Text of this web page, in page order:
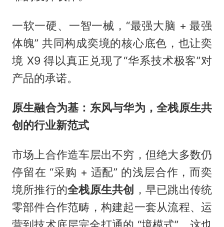
一软一硬、一智一械，“最强大脑 + 最强
体魄” 共同构成奕境的核心底色，也让奕
境 X9 得以真正兑现了“华系技术极客”对
产品的承诺。
原生融合为基：东风与华为，全栈原生共
创的行业新范式
市场上合作造车层出不穷，但绝大多数仍
停留在 “采购 + 适配” 的浅层合作，而奕
境所推行的全栈原生共创
，早已跳出传统
零部件合作范畴，构建起一套从流程、运
营到技术底层完全打通的 “境模式”，这也